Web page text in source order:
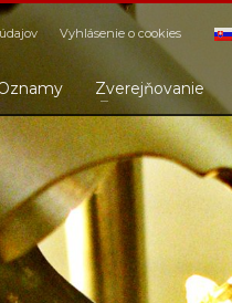
Vyhlásenie o cookies
Zverejňovanie